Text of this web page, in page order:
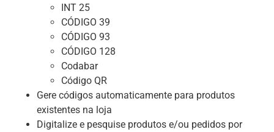
INT 25
CÓDIGO 39
CÓDIGO 93
CÓDIGO 128
Codabar
Código QR
Gere códigos automaticamente para produtos
existentes na loja
Digitalize e pesquise produtos e/ou pedidos por